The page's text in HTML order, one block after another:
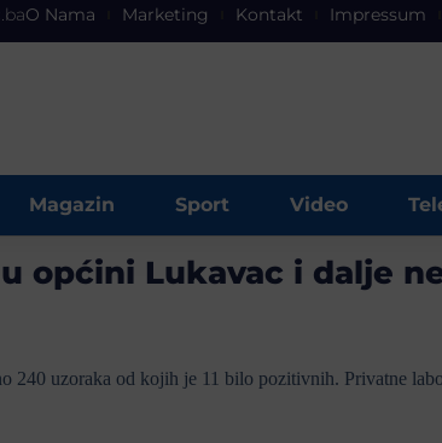
O Nama Marketing Kontakt Impressum
Magazin Sport Video
u općini Lukavac i dalje
240 uzoraka od kojih je 11 bilo pozitivnih. Privatne